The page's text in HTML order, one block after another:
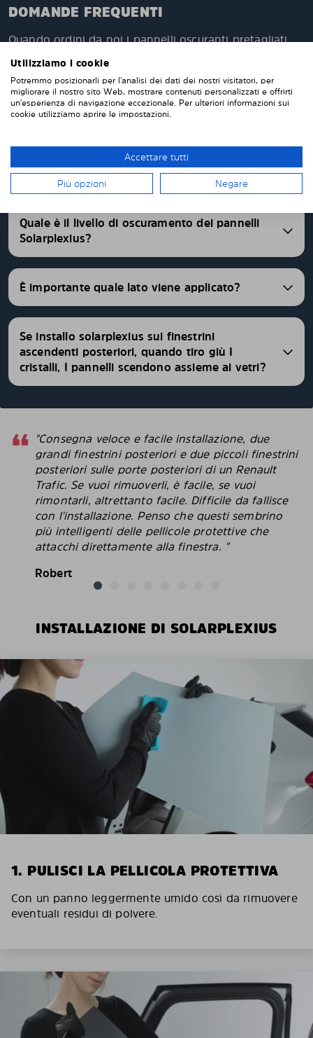
DOMANDE FREQUENTI
Quando ordini da noi i pannelli oscuranti pretagliati,
misura per i vetri della tua auto. Non devi tagliare o
rifinire nulla da solo. I nostri pannelli parasole
vengono consegnati pretagliati con una vestibilità
perfetta. Abbiamo pannelli oscurati pretagliati per
FAQ
Quale è il livello di oscuramento dei pannelli
Solarplexius?
È importante quale lato viene applicato?
Se installo solarplexius sui finestrini
ascendenti posteriori, quando tiro giù I
cristalli, I pannelli scendono assieme ai vetri?
"Consegna veloce e facile installazione, due
grandi finestrini posteriori e due piccoli finestrini
posteriori sulle porte posteriori di un Renault
Trafic. Se vuoi rimuoverli, è facile, se vuoi
rimontarli, altrettanto facile. Difficile da fallisce
con l'installazione. Penso che questi sembrino
più intelligenti delle pellicole protettive che
attacchi direttamente alla finestra. "
Robert
INSTALLAZIONE DI SOLARPLEXIUS
1. PULISCI LA PELLICOLA PROTETTIVA
Con un panno leggermente umido così da rimuovere
eventuali residui di polvere.
Utilizziamo i cookie
Potremmo posizionarli per l'analisi dei dati dei nostri visitatori, per
migliorare il nostro sito Web, mostrare contenuti personalizzati e offrirti
un'esperienza di navigazione eccezionale. Per ulteriori informazioni sui
cookie utilizziamo aprire le impostazioni.
Accettare tutti
Più opzioni Negare